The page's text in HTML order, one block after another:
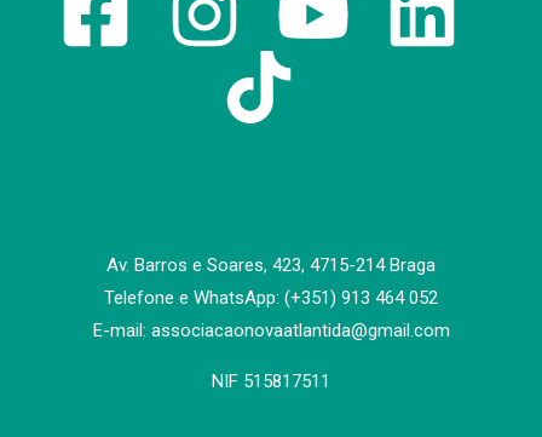
Av. Barros e Soares, 423, 4715-214 Braga
Telefone e WhatsApp: (+351) 913 464 052
E-mail: associacaonovaatlantida@gmail.com
NIF 515817511